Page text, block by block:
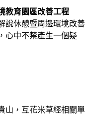
教育園區改善工程
說休憩暨周邊環境改善
心中不禁產生一個疑
山，互花米草經相關單